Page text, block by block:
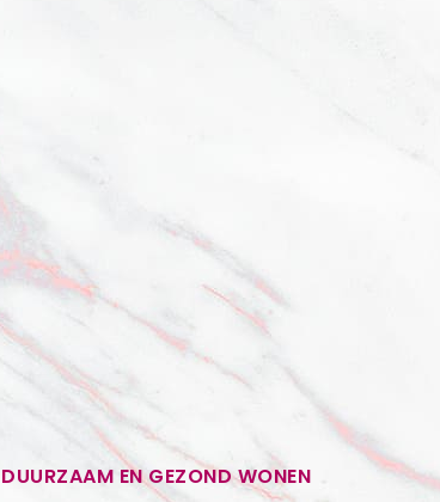
DUURZAAM EN GEZOND WONEN